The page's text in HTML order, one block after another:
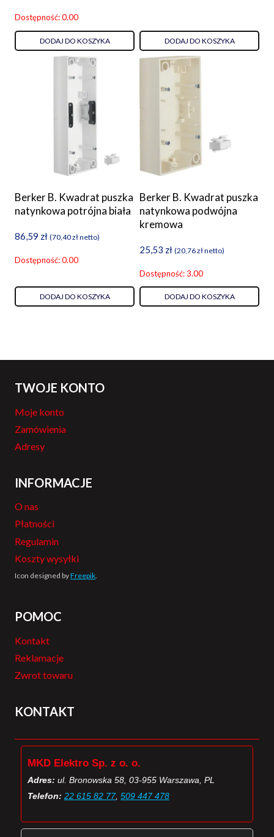
Dostępność: 0.00
DODAJ DO KOSZYKA DODAJ DO KOSZYKA
Berker B. Kwadrat puszka
natynkowa potrójna biała
86,59 zł (70,40złnetto)
Dostępność: 0.00
DODAJ DO KOSZYKA
Berker B. Kwadrat puszka
natynkowa podwójna
kremowa
25,53 zł (20,76złnetto)
Dostępność: 3.00
DODAJ DO KOSZYKA
TWOJE KONTO
Moje konto
Zamówienia
Adresy
INFORMACJE
O nas
Płatności
Regulamin
Koszty wysyłki
Icon designed byFreepik.
POMOC
Kontakt
Reklamacje
Zwrot towaru
KONTAKT
MKD Elektro Sp. z o. o.
Adres: ul. Bronowska 58, 03-955 Warszawa, PL
Telefon: 22 615 82 77, 509 447 478